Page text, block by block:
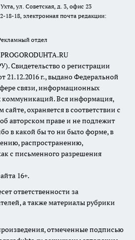
ул. Советская, д. 3, офис 23
18-18, электронная почта редакции:
отдел
Свидетельство о регистрации
г., выдано Федеральной
связи, информационных
коммуникаций. Вся информация,
охраняется в соответствии с
авторском праве и не подлежит
в какой бы то ни было форме, в
распространению,
с письменного разрешения
16+.
ответственности за
а также материалы рубрики
отмеченные подписью